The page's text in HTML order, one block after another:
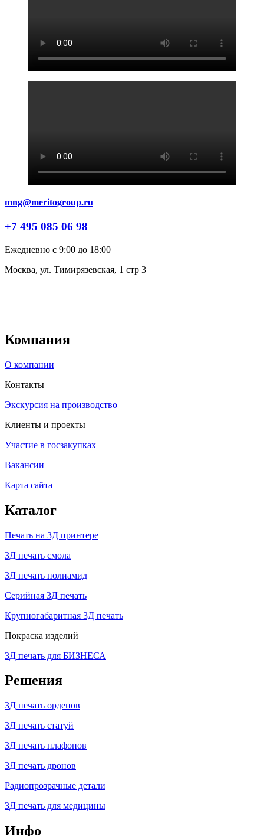
mng@meritogroup.ru
+7 495 085 06 98
Ежедневно с 9:00 до 18:00
Москва, ул. Тимирязевская, 1 стр 3
Компания
О компании
Контакты
Экскурсия на производство
Клиенты и проекты
Участие в госзакупках
Вакансии
Карта сайта
Каталог
Печать на 3Д принтере
3Д печать смола
3Д печать полиамид
Серийная 3Д печать
Крупногабаритная 3Д печать
Покраска изделий
3Д печать для БИЗНЕСА
Решения
3Д печать орденов
3Д печать статуй
3Д печать плафонов
3Д печать дронов
Радиопрозрачные детали
3Д печать для медицины
Инфо